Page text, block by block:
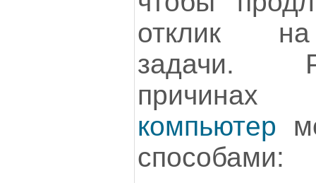
отклик на
задачи.
компьютер
способами: